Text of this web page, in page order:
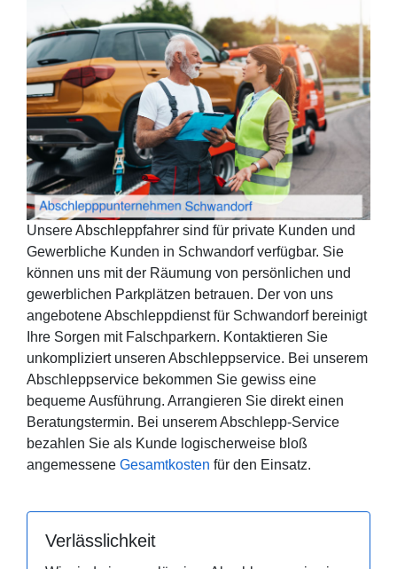
Unsere Abschleppfahrer sind für private Kunden und
Gewerbliche Kunden in Schwandorf verfügbar. Sie
können uns mit der Räumung von persönlichen und
gewerblichen Parkplätzen betrauen. Der von uns
angebotene Abschleppdienst für Schwandorf bereinigt
Ihre Sorgen mit Falschparkern. Kontaktieren Sie
unkompliziert unseren Abschleppservice. Bei unserem
Abschleppservice bekommen Sie gewiss eine
bequeme Ausführung. Arrangieren Sie direkt einen
Beratungstermin. Bei unserem Abschlepp-Service
bezahlen Sie als Kunde logischerweise bloß
angemessene Gesamtkosten für den Einsatz.
Verlässlichkeit